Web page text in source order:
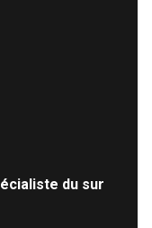
du sur